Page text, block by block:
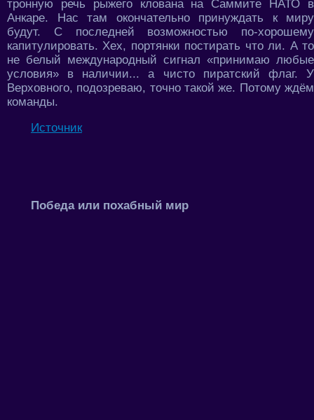
тронную речь рыжего клована на Саммите НАТО в
Анкаре. Нас там окончательно принуждать к миру
будут. С последней возможностью по-хорошему
капитулировать. Хех, портянки постирать что ли. А то
не белый международный сигнал «принимаю любые
условия» в наличии... а чисто пиратский флаг. У
Верховного, подозреваю, точно такой же. Потому ждём
команды.
Источник
Победа или похабный мир